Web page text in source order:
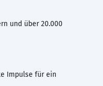
und über 20.000
Impulse für ein